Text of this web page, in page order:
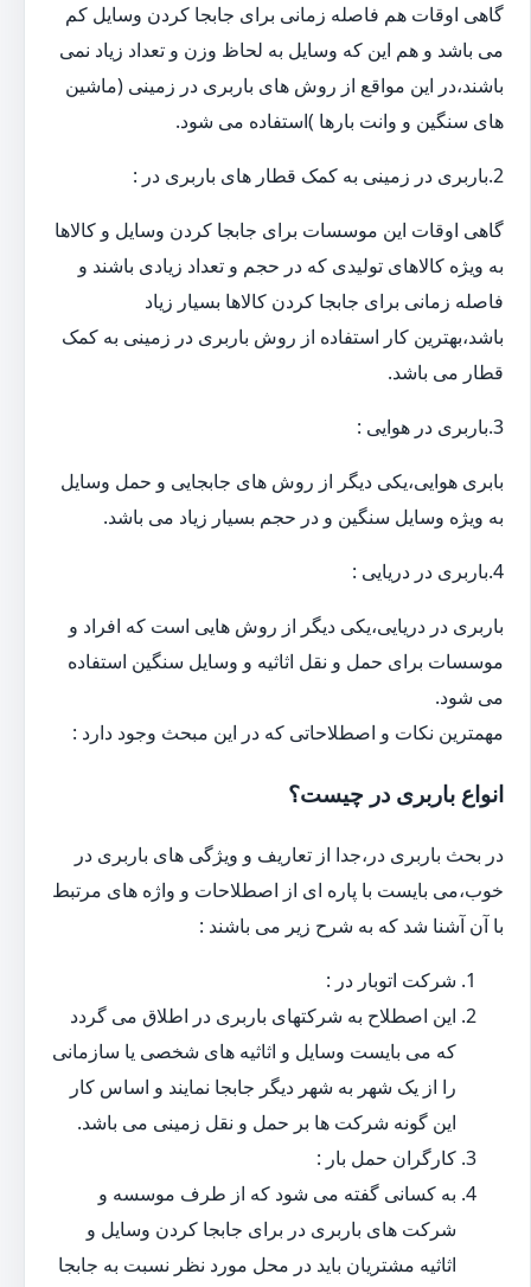
گاهی اوقات هم فاصله زمانی برای جابجا کردن وسایل کم
می باشد و هم این که وسایل به لحاظ وزن و تعداد زیاد نمی
باشند،در این مواقع از روش های باربری در زمینی (ماشین
های سنگین و وانت بارها )استفاده می شود.
2.باربری در زمینی به کمک قطار های باربری در :
گاهی اوقات این موسسات برای جابجا کردن وسایل و کالاها
به ویژه کالاهای تولیدی که در حجم و تعداد زیادی باشند و
فاصله زمانی برای جابجا کردن کالاها بسیار زیاد
باشد،بهترین کار استفاده از روش باربری در زمینی به کمک
قطار می باشد.
3.باربری در هوایی :
بابری هوایی،یکی دیگر از روش های جابجایی و حمل وسایل
به ویژه وسایل سنگین و در حجم بسیار زیاد می باشد.
4.باربری در دریایی :
باربری در دریایی،یکی دیگر از روش هایی است که افراد و
موسسات برای حمل و نقل اثاثیه و وسایل سنگین استفاده
می شود.
مهمترین نکات و اصطلاحاتی که در این مبحث وجود دارد :
انواع باربری در چیست؟
در بحث باربری در،جدا از تعاریف و ویژگی های باربری در
خوب،می بایست با پاره ای از اصطلاحات و واژه های مرتبط
با آن آشنا شد که به شرح زیر می باشند :
شرکت اتوبار در :
این اصطلاح به شرکتهای باربری در اطلاق می گردد
که می بایست وسایل و اثاثیه های شخصی یا سازمانی
را از یک شهر به شهر دیگر جابجا نمایند و اساس کار
این گونه شرکت ها بر حمل و نقل زمینی می باشد.
کارگران حمل بار :
به کسانی گفته می شود که از طرف موسسه و
شرکت های باربری در برای جابجا کردن وسایل و
اثاثیه مشتریان باید در محل مورد نظر نسبت به جابجا